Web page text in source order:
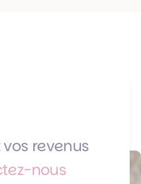
revenus
nous